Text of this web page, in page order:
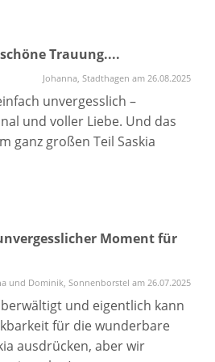
begeistert. Wir sind
gemacht hat.
von uns.
Trauung....
Johanna, Stadthagen am 26.08.2025
unvergesslich –
und voller Liebe. Und das
ganz großen Teil Saskia
Art, ihrem Humor und ihrer
gemacht. Ihre Rede war
erträumt hatten:
zum Lachen und zum Weinen
in der Länge.
haben wir uns rundum
Moment für
und Dominik, Sonnenborstel am 26.07.2025
und eigentlich kann
für die wunderbare
ausdrücken, aber wir